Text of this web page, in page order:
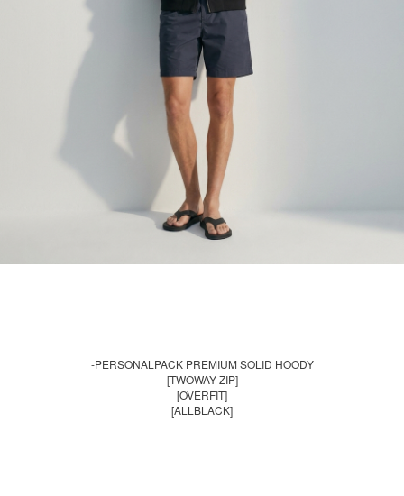
-PERSONALPACK PREMIUM SOLID HOODY
[TWOWAY-ZIP]
[OVERFIT]
[ALLBLACK]